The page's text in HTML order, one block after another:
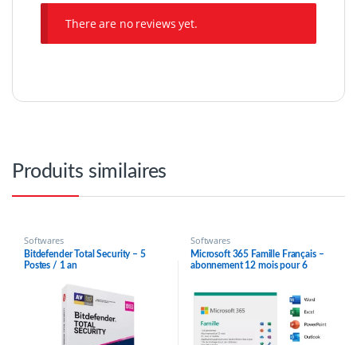
There are no reviews yet.
Produits similaires
Softwares
Bitdefender Total Security – 5
Postes / 1 an
Softwares
Microsoft 365 Famille Français –
abonnement 12 mois pour 6